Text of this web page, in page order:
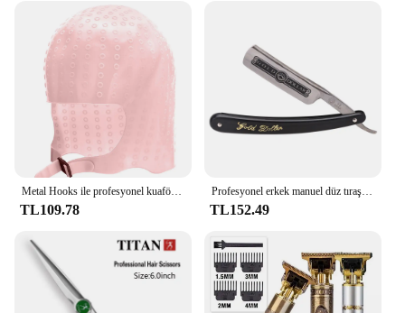
TL109.78
Profesyonel erkek manuel düz tıraş makinesi altın dolar klasik keskin jilet berber yüz epilatör paslanmaz çelik katlanır tıraş
TL152.49